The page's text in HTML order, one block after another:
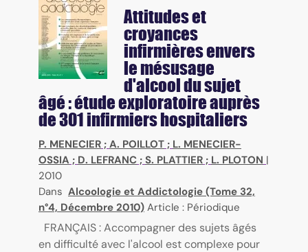
Attitudes et
croyances
infirmières envers
le mésusage
d'alcool du sujet
âgé : étude exploratoire auprès
de 301 infirmiers hospitaliers
P. MENECIER ; A. POILLOT ; L. MENECIER-
OSSIA ; D. LEFRANC ; S. PLATTIER ; L. PLOTON |
2010
Dans Alcoologie et Addictologie (Tome 32,
n°4, Décembre 2010) Article : Périodique
FRANÇAIS : Accompagner des sujets âgés
en difficulté avec l'alcool est complexe pour